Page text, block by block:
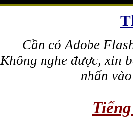
Cần có Adobe
Không nghe được, xin
nhấn